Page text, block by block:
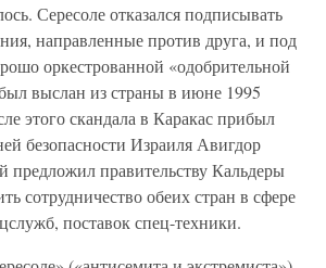
Сересоле отказался подписывать
направленные против друга, и под
оркестрованной «одобрительной
выслан из страны в июне 1995
этого скандала в Каракас прибыл
безопасности Израиля Авигдор
предложил правительству Кальдеры
сотрудничество обеих стран в сфере
поставок спец-техники.